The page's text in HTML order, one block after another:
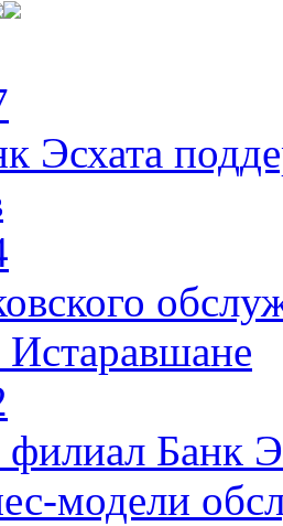
Эсхата
Истаравшане
Банк
модели